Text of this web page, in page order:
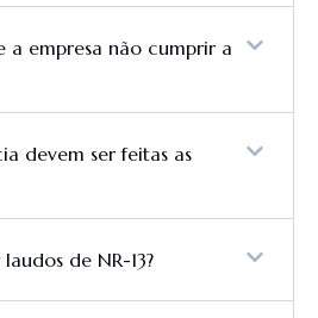
a empresa não cumprir a
devem ser feitas as
de NR-13?